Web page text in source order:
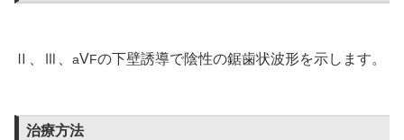
Ⅱ、Ⅲ、 aVFの下壁誘導で陰性の鋸歯状波形を示します。
治療方法